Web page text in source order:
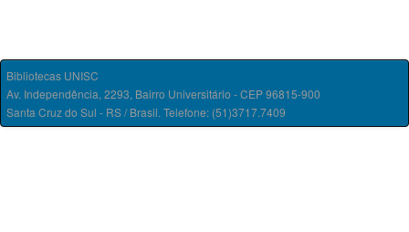
Bibliotecas UNISC
Av. Independência, 2293, Bairro Universitário - CEP 96815-900
Santa Cruz do Sul - RS / Brasil. Telefone: (51)3717.7409